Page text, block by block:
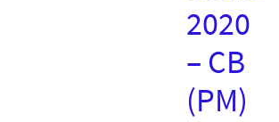
2020
– CB
(PM)